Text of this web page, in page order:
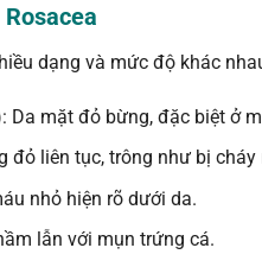
dạng và mức độ khác
Da mặt đỏ bừng, đặc biệt ở
đỏ liên tục, trông như bị
nhỏ hiện rõ dưới da.
lẫn với mụn trứng cá.